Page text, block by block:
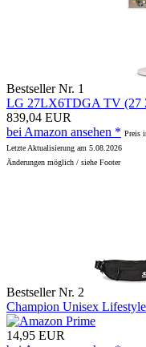
Bestseller Nr. 1
LG 27LX6TDGA TV (27
839,04 EUR
bei Amazon ansehen * Preis
Letzte Aktualisierung am 5.08.2026
Änderungen möglich / siehe Footer
Bestseller Nr. 2
Champion Unisex
14,95 EUR